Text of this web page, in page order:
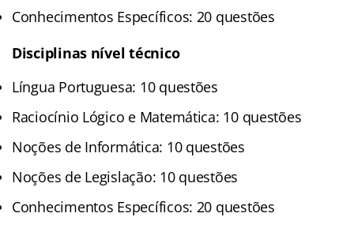
Conhecimentos Específicos: 20 questões
Disciplinas nível técnico
Língua Portuguesa: 10 questões
Raciocínio Lógico e Matemática: 10 questões
Noções de Informática: 10 questões
Noções de Legislação: 10 questões
Conhecimentos Específicos: 20 questões